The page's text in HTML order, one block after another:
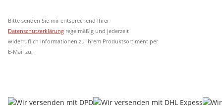
Bitte senden Sie mir entsprechend Ihrer
Datenschutzerklärung regelmäßig und jederzeit
widerruflich Informationen zu Ihrem Produktsortiment per
E-Mail zu.